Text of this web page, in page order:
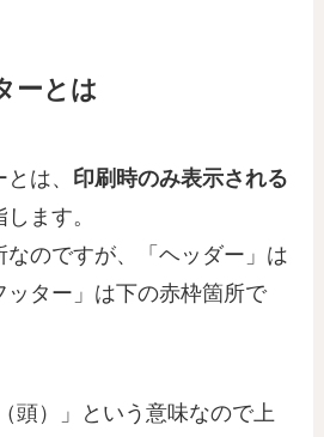
ーとは
は、 印刷時のみ表示される
します。
なのですが、「ヘッダー」は
ッター」は下の赤枠箇所で
頭）」という意味なので上